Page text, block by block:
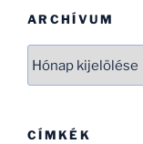
ARCHÍVUM
CÍMKÉK